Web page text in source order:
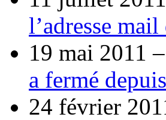
l’adresse
19 mai 2011 –
a fermé
24 février